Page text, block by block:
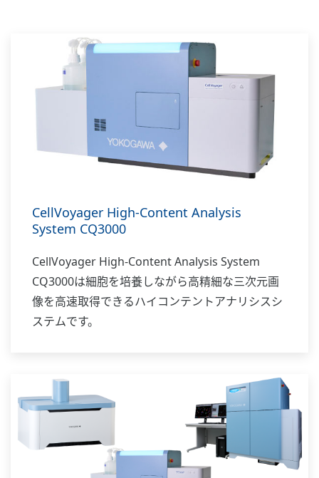
CellVoyager High-Content Analysis
System CQ3000
CellVoyager High-Content Analysis System
CQ3000は細胞を培養しながら高精細な三次元画
像を高速取得できるハイコンテントアナリシスシ
ステムです。